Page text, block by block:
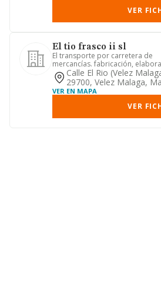
VER
El tio frasco ii sl
El transporte por carretera de
mercancías. fabricación,
importación y venta ambulante
Calle El Rio (velez
29700, Velez Malaga,
VER EN MAPA
VER